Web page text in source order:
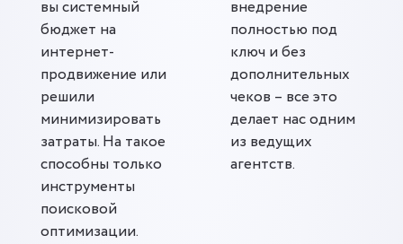
вы системный
бюджет на
интернет-
продвижение или
решили
минимизировать
затраты. На такое
способны только
инструменты
поисковой
оптимизации.
внедрение
полностью под
ключ и без
дополнительных
чеков – все это
делает нас одним
из ведущих
агентств.